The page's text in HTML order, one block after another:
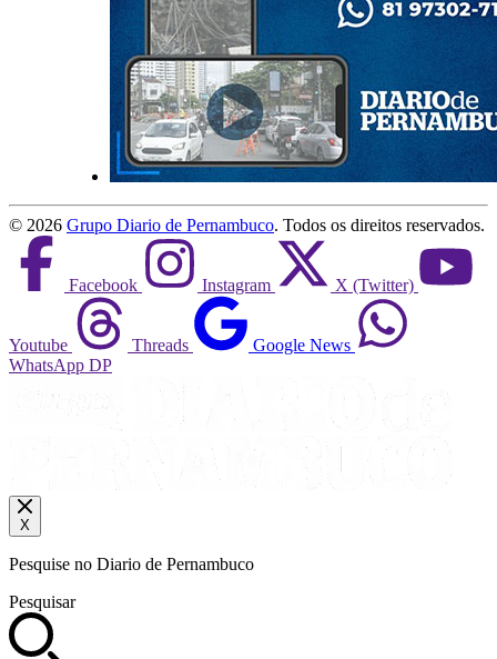
© 2026 Grupo Diario de Pernambuco. Todos os direitos reservados.
Facebook Instagram X (Twitter)
Youtube Threads
Google News
WhatsApp DP
X
Pesquise no Diario de Pernambuco
Pesquisar